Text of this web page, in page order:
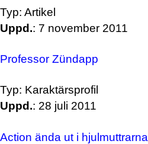
Typ: Artikel
Uppd.: 7 november 2011
Professor Zündapp
Typ: Karaktärsprofil
Uppd.: 28 juli 2011
Action ända ut i hjulmuttrarna